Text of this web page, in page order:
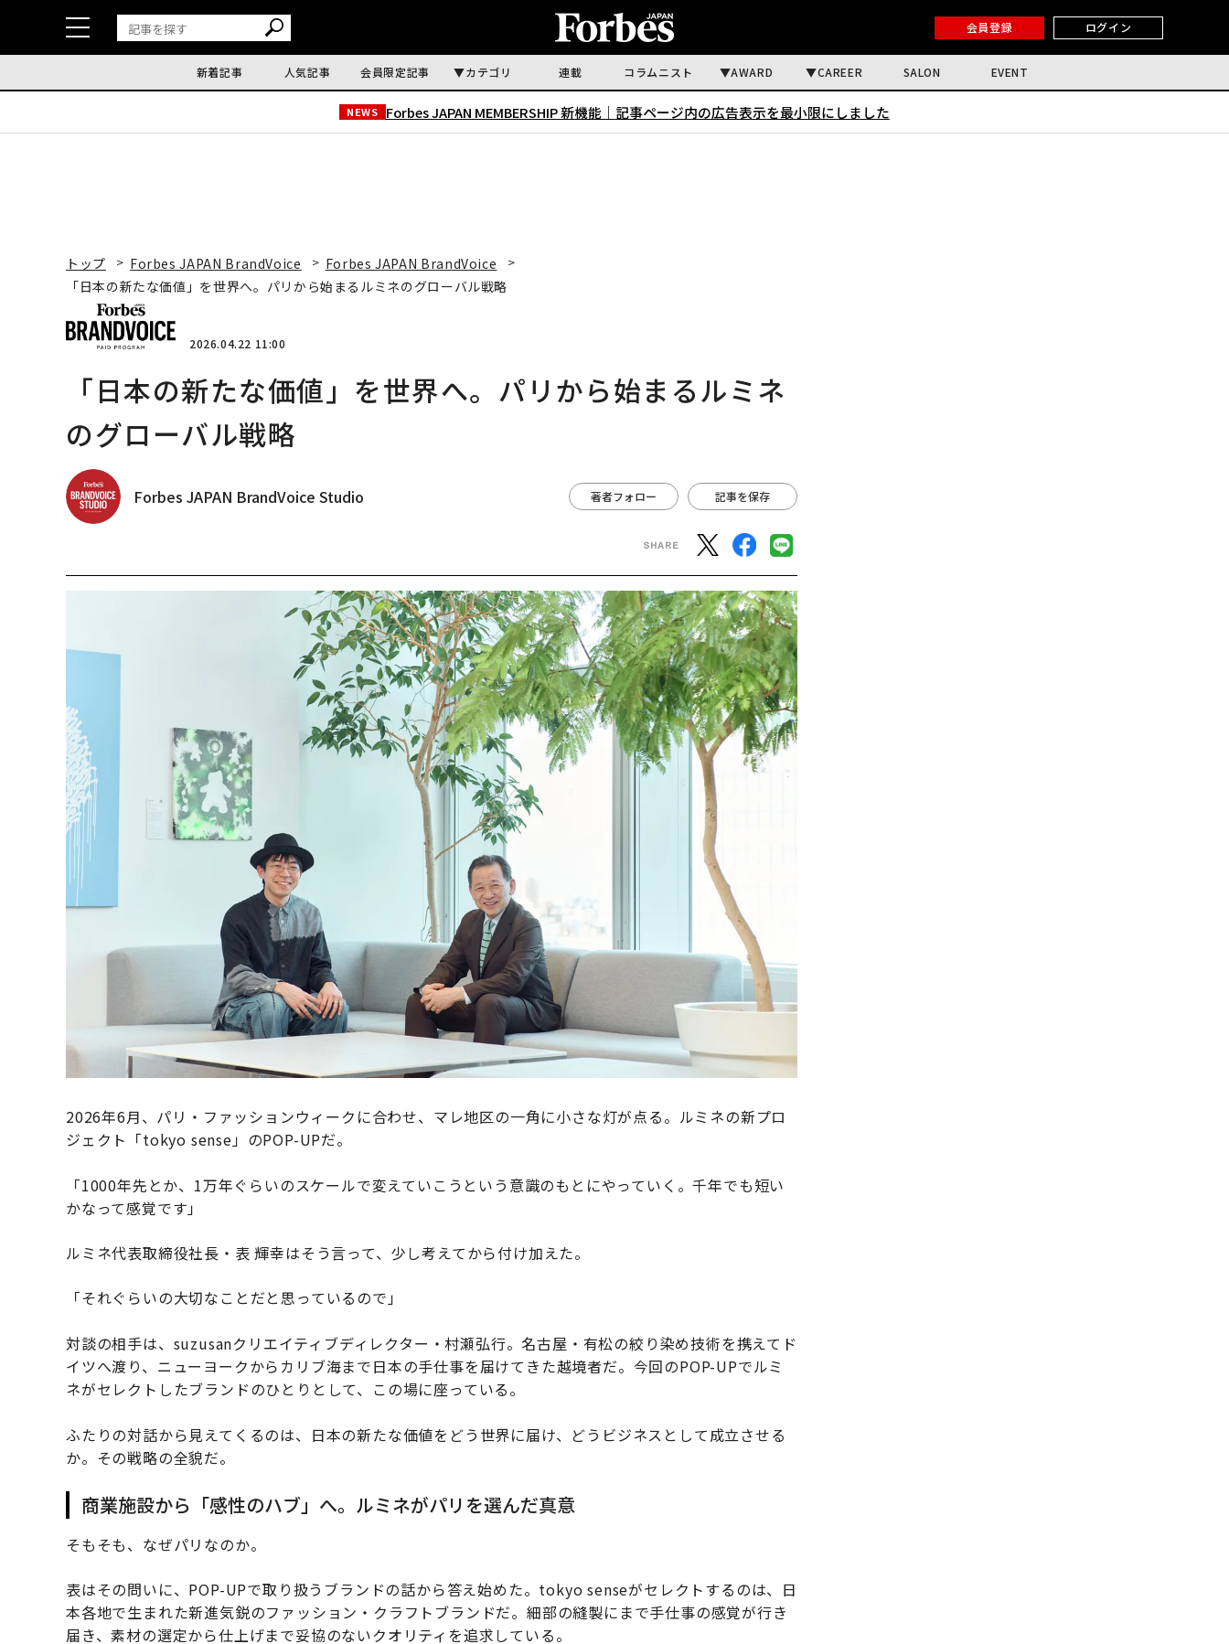
会員登録 ログイン
新着記事 人気記事 会員限定記事 カテゴリ 連載 コラムニスト AWARD CAREER SALON EVENT
NEWS Forbes JAPAN MEMBERSHIP 新機能｜ 記事ページ内の広告表示を最小限にしました
トップ Forbes JAPAN BrandVoice
Forbes JAPAN BrandVoice
「日本の新たな価値」を世界へ。パリから始まるルミネのグローバル戦略
2026.04.22 11:00
「日本の新たな価値」を世界へ。パリから始まるルミネ
のグローバル戦略
Forbes JAPAN BrandVoice Studio 著者フォロー 記事を保存
2026年6月、パリ・ファッションウィークに合わせ、マレ地区の一角に小さな灯が点る。ルミネの新プロ
ジェクト「tokyo sense」のPOP-UPだ。
「1000年先とか、1万年ぐらいのスケールで変えていこうという意識のもとにやっていく。千年でも短い
かなって感覚です」
ルミネ代表取締役社長・表 輝幸はそう言って、少し考えてから付け加えた。
「それぐらいの大切なことだと思っているので」
対談の相手は、suzusanクリエイティブディレクター・村瀬弘行。名古屋・有松の絞り染め技術を携えてド
イツへ渡り、ニューヨークからカリブ海まで日本の手仕事を届けてきた越境者だ。今回のPOP-UPでルミ
ネがセレクトしたブランドのひとりとして、この場に座っている。
ふたりの対話から見えてくるのは、日本の新たな価値をどう世界に届け、どうビジネスとして成立させる
か。その戦略の全貌だ。
商業施設から「感性のハブ」へ。ルミネがパリを選んだ真意
そもそも、なぜパリなのか。
表はその問いに、POP-UPで取り扱うブランドの話から答え始めた。tokyo senseがセレクトするのは、日
本各地で生まれた新進気鋭のファッション・クラフトブランドだ。細部の縫製にまで手仕事の感覚が行き
届き、素材の選定から仕上げまで妥協のないクオリティを追求している。